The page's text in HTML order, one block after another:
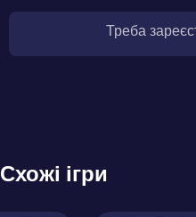
Треба
Схожі ігри